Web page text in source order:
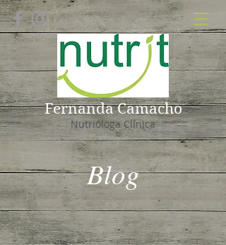
Fernanda Camacho
Nutrióloga Clínica
Blog